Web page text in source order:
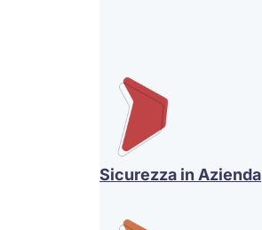
Sicurezza in Azienda